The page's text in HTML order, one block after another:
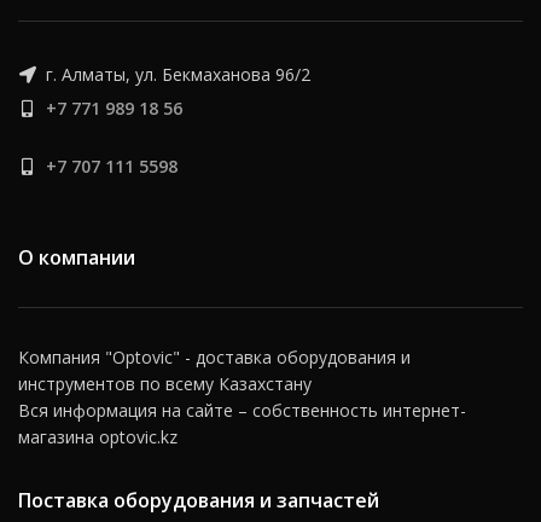
г. Алматы, ул. Бекмаханова 96/2
+7 771 989 18 56
+7 707 111 5598
О компании
Компания "Optovic" - доставка оборудования и
инструментов по всему Казахстану
Вся информация на сайте – собственность интернет-
магазина optovic.kz
Поставка оборудования и запчастей